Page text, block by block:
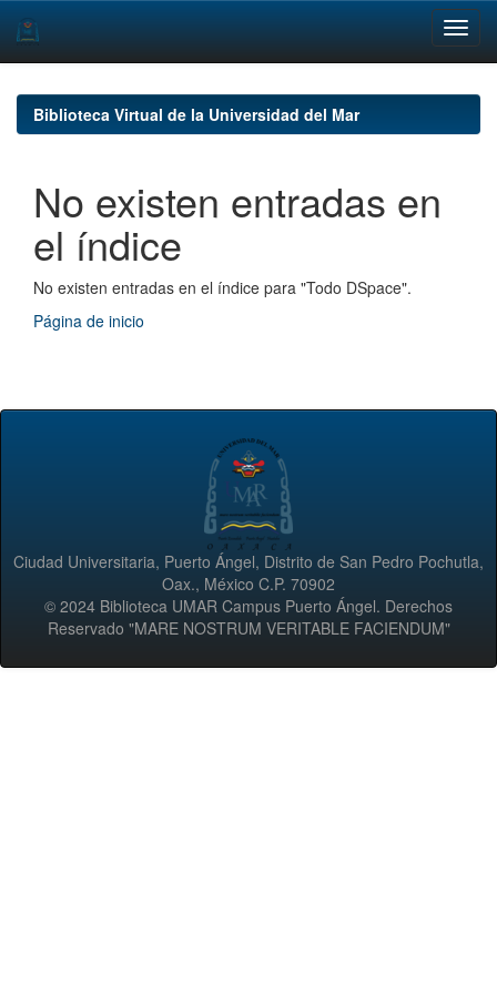
navigationBiblioteca Virtual de la Universidad del Mar
No existen entradas en
el índice
No existen entradas en el índice para "Todo DSpace".
Página de inicio
Ciudad Universitaria, Puerto Ángel, Distrito de San Pedro Pochutla,
Oax., México C.P. 70902
© 2024 Biblioteca UMAR Campus Puerto Ángel. Derechos
Reservado "MARE NOSTRUM VERITABLE FACIENDUM"